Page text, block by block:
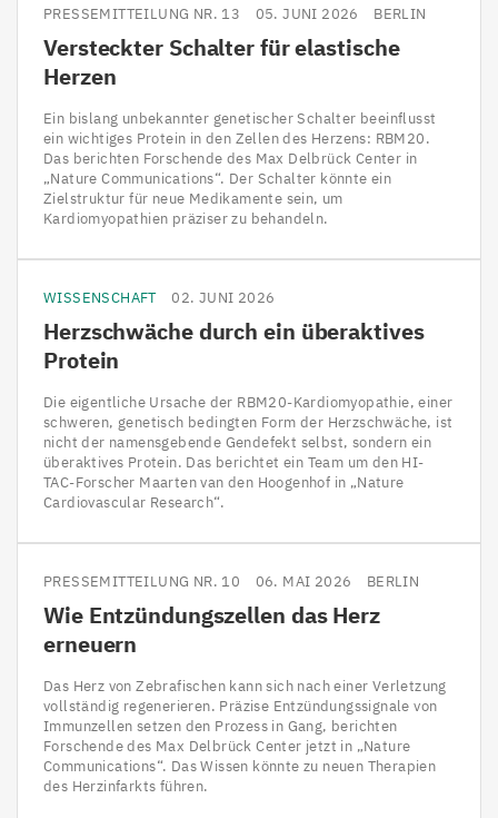
PRESSEMITTEILUNG NR. 13 05. JUNI 2026 BERLIN
Versteckter Schalter für elastische
Herzen
Ein bislang unbekannter genetischer Schalter beeinflusst
ein wichtiges Protein in den Zellen des Herzens: RBM20.
Das berichten Forschende des Max Delbrück Center in
„Nature Communications“. Der Schalter könnte ein
Zielstruktur für neue Medikamente sein, um
Kardiomyopathien präziser zu behandeln.
WISSENSCHAFT 02. JUNI 2026
Herzschwäche durch ein überaktives
Protein
Die eigentliche Ursache der RBM20-Kardiomyopathie, einer
schweren, genetisch bedingten Form der Herzschwäche, ist
nicht der namensgebende Gendefekt selbst, sondern ein
überaktives Protein. Das berichtet ein Team um den HI-
TAC-Forscher Maarten van den Hoogenhof in „Nature
Cardiovascular Research“.
PRESSEMITTEILUNG NR. 10 06. MAI 2026 BERLIN
Wie Entzündungszellen das Herz
erneuern
Das Herz von Zebrafischen kann sich nach einer Verletzung
vollständig regenerieren. Präzise Entzündungssignale von
Immunzellen setzen den Prozess in Gang, berichten
Forschende des Max Delbrück Center jetzt in „Nature
Communications“. Das Wissen könnte zu neuen Therapien
des Herzinfarkts führen.